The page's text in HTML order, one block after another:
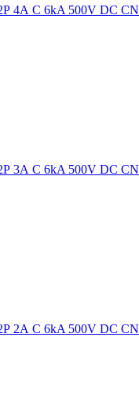
4А С 6kA 500V DC
3А С 6kA 500V DC
2А С 6kA 500V DC